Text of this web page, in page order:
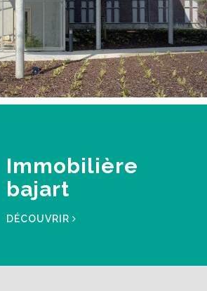
Immobilière
bajart
DÉCOUVRIR